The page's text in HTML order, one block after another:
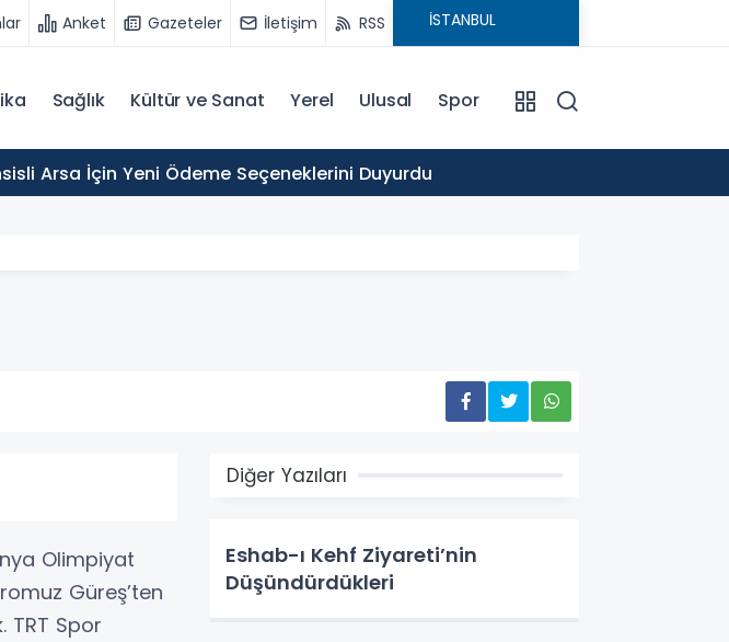
Anket Gazeteler İletişim RSS
Sağlık Kültür ve Sanat Yerel Ulusal Spor
Arsa İçin Yeni Ödeme Seçeneklerini Duyurdu
Olimpiyat
Güreş’ten
TRT Spor
Diğer Yazıları
Eshab-ı Kehf Ziyareti’nin
Düşündürdükleri